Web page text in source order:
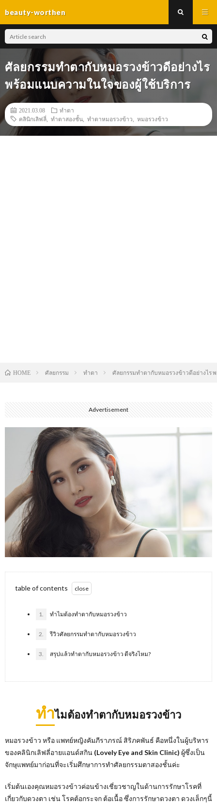
beauty-worthen
ศัลยกรรมทำตากับหมอรวงข้าวดีอย่างไร
พร้อมแนบความในใจของผู้ใช้บริการ
2021.03.08
ทำตา
คลินิกเลิฟลี่
ทำตาสองชั้น ทำตาหมอรวงข้าว หมอรวงข้าว
HOME ศัลยกรรม ทำตา ศัลยกรรมทำตากับหมอรวงข้าวดีอย่างไร
Advertisement
table of contents
1. ทำไมต้องทำตากับหมอรวงข้าว
2. รีวิวศัลยกรรมทำตากับหมอรวงข้าว
3. สรุปแล้วทำตากับหมอรวงข้าว ดีจริงไหม?
ทำไมต้องทำตากับหมอรวงข้าว
หมอรวงข้าว หรือ แพทย์หญิงคัมภีราภรณ์ สิริภคพันธ์ คือหนึ่งในผู้บริหาร
ของคลินิกเลิฟลี่อายแอนด์สกิน (Lovely Eye and Skin Clinic) ผู้ซึ่งเป็น
จักษุแพทย์มาก่อนที่จะเริ่มศึกษาการทำศัลยกรรมตาสองชั้นค่ะ
เริ่มต้นเองคุณหมอรวงข้าวค่อนข้างเชี่ยวชาญในด้านการรักษาโรคที่
เกี่ยวกับดวงตา เช่น โรคต้อกระจก ต้อเนื้อ ซึ่งการรักษาดวงตา ดวงเล็กๆนี้